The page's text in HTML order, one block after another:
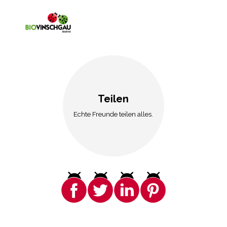
Teilen
Echte Freunde teilen alles.